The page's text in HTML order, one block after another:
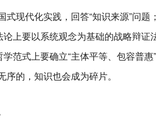
现代化实践，回答“知识来源”问
上要以系统观念为基础的战略辩证
范式上要确立“主体平等、包容普
的，知识也会成为碎片。